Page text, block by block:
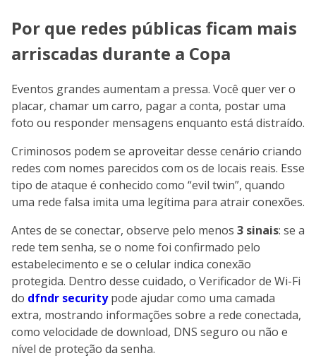
Por que redes públicas ficam mais
arriscadas durante a Copa
Eventos grandes aumentam a pressa. Você quer ver o
placar, chamar um carro, pagar a conta, postar uma
foto ou responder mensagens enquanto está distraído.
Criminosos podem se aproveitar desse cenário criando
redes com nomes parecidos com os de locais reais. Esse
tipo de ataque é conhecido como “evil twin”, quando
uma rede falsa imita uma legítima para atrair conexões.
Antes de se conectar, observe pelo menos 3 sinais: se a
rede tem senha, se o nome foi confirmado pelo
estabelecimento e se o celular indica conexão
protegida. Dentro desse cuidado, o Verificador de Wi-Fi
do dfndr securitypode ajudar como uma camada
extra, mostrando informações sobre a rede conectada,
como velocidade de download, DNS seguro ou não e
nível de proteção da senha.